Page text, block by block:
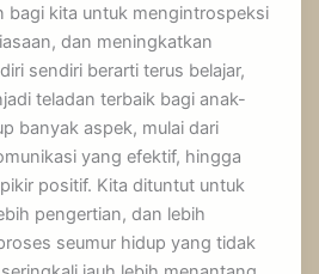
bagi kita untuk mengintrospeksi
dan meningkatkan
sendiri berarti terus belajar,
teladan terbaik bagi anak-
banyak aspek, mulai dari
yang efektif, hingga
positif. Kita dituntut untuk
pengertian, dan lebih
seumur hidup yang tidak